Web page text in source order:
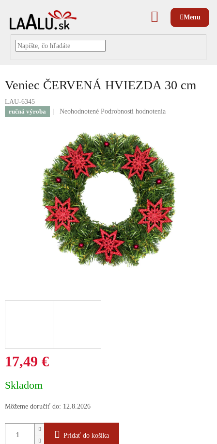
NÁKUPNÝ
KOŠÍK
Veniec ČERVENÁ HVIEZDA 30 cm
LAU-6345
ručná výroba
Priemerné
0,0
z
5
hviezdičiek.
Neohodnotené Podrobnosti hodnotenia
17,49 €
cena:
Skladom
Môžeme doručiť do: 12.8.2026
Pridať do košíka